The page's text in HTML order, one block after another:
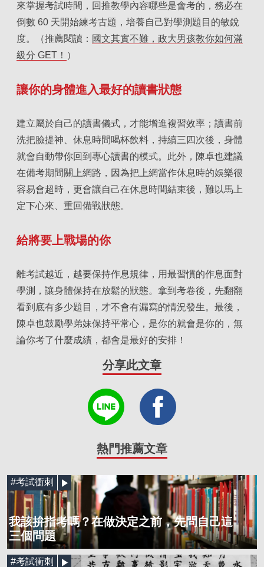
來掌握考試時間，回推教學內容哪些是會考的，務必在
倒數 60 天開始練考古題，培養自己對學測題目的敏銳
度。（推薦閱讀： 國文其實不難，政大男孩教你如何滿
級分 GET！ ）
讓你的身體進入最好的讀書狀態
建立屬於自己的讀書儀式，才能增進複習效率；讀書前
洗把臉提神、休息時間喝杯飲料，持續三四次後，身體
就會自動帶你回到專心讀書的模式。此外，陳卓也建議
在備考期間關上網路，因為把上網當作休息時的娛樂很
容易會超時，更會讓自己在休息時間結束後，難以馬上
定下心來、重回備戰狀態。
給將要上戰場的你
離考試越近，越要保持作息規律，用最習慣的作息面對
學測，讓身體保持在放鬆的狀態。拿到考卷後，先翻翻
看到底有多少題目，才不會有漏寫的情況發生。最後，
陳卓也鼓勵學弟妹保持平常心，是你的就會是你的，無
論你考了什麼成績，都會是最好的安排！
分享此文章
熱門推薦文章
我該拚指考嗎？在做決定之前，先問自己這
三個問題
#考試衝刺
#考試衝刺